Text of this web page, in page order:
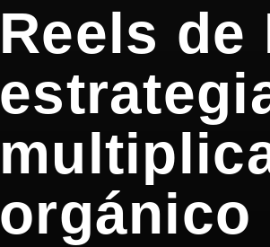
Reels de
orgánico